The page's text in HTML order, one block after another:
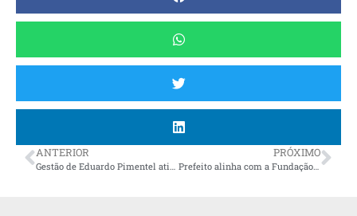
ANTERIOR PRÓXIMO
Prefeito alinha com a Fundação Cultural ações e eventos para 2025: são 40 grandes eventos até o fim do ano